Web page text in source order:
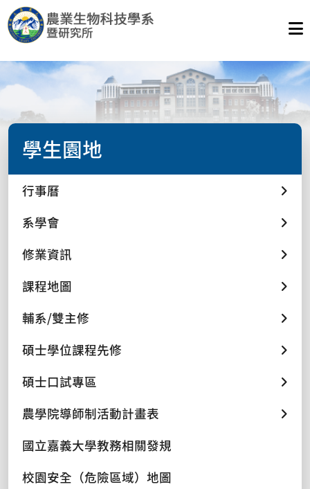
學生園地
行事曆
系學會
修業資訊
課程地圖
輔系/雙主修
碩士學位課程先修
碩士口試專區
農學院導師制活動計畫表
國立嘉義大學教務相關發規
校園安全（危險區域）地圖